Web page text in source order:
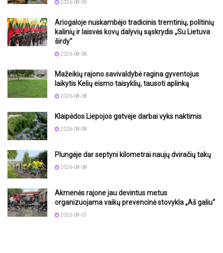
2026-08-09
Ariogaloje nuskambėjo tradicinis tremtinių, politinių
kalinių ir laisvės kovų dalyvių sąskrydis „Su Lietuva
širdy“
2026-08-08
Mažeikių rajono savivaldybė ragina gyventojus
laikytis Kelių eismo taisyklių, tausoti aplinką
2026-08-08
Klaipėdos Liepojos gatvėje darbai vyks naktimis
2026-08-08
Plungėje dar septyni kilometrai naujų dviračių takų
2026-08-08
Akmenės rajone jau devintus metus
organizuojama vaikų prevencinė stovykla „Aš galiu“
2026-08-07